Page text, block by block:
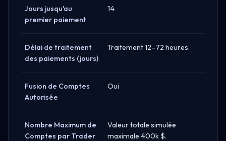
Jours jusqu'au
premier paiement
14
Délai de traitement
des paiements (jours)
Traitement 12–72 heures.
Fusion de Comptes
Autorisée
Oui
Nombre Maximum de
Comptes par Trader
Valeur totale simulée
maximale 400k $.